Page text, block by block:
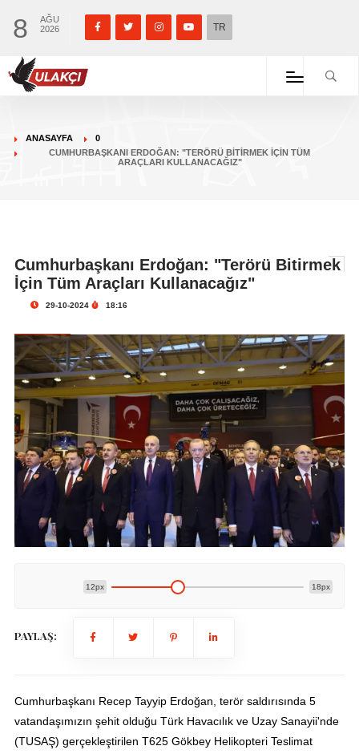
8
AĞU
2026
TR
ANASAYFA
0
CUMHURBAŞKANI ERDOĞAN: "TERÖRÜ BITIRMEK İÇIN TÜM
ARAÇLARI KULLANACAĞIZ"
Cumhurbaşkanı Erdoğan: "Terörü Bitirmek
İçin Tüm Araçları Kullanacağız"
29-10-2024 18:16
12px 18px
PAYLAŞ:
Cumhurbaşkanı Recep Tayyip Erdoğan, terör saldırısında 5
vatandaşımızın şehit olduğu Türk Havacılık ve Uzay Sanayii'nde
(TUSAŞ) gerçekleştirilen T625 Gökbey Helikopteri Teslimat